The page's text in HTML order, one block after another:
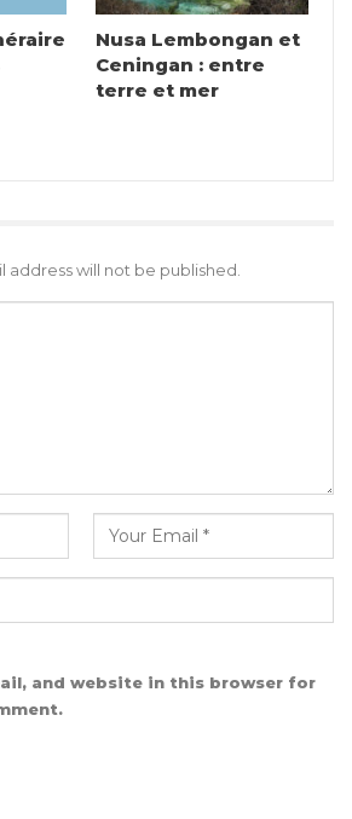
Nusa Lembongan et
Ceningan : entre
terre et mer
address will not be published.
and website in this browser for